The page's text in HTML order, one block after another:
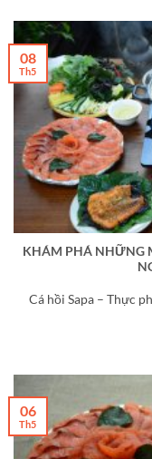
KHÁM PHÁ NHỮNG
Cá hồi Sapa – Thực
08
Th5
06
Th5